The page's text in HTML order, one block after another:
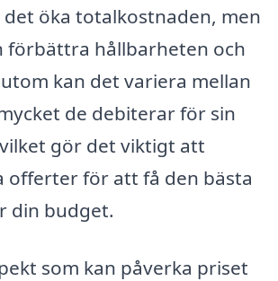
öka totalkostnaden, men
förbättra hållbarheten och
kan det variera mellan
de debiterar för sin
gör det viktigt att
offerter för att få den bästa
din budget.
som kan påverka priset